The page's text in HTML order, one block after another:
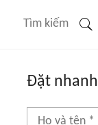
Đặt nhanh